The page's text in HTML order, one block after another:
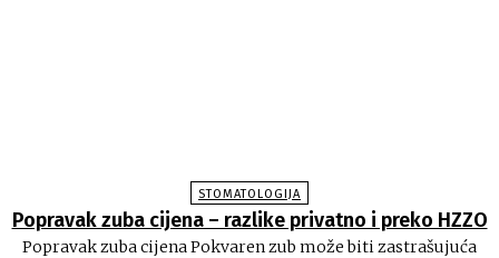
STOMATOLOGIJA
Popravak zuba cijena – razlike privatno i preko HZZO
Popravak zuba cijena Pokvaren zub može biti zastrašujuća